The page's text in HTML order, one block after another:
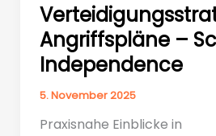
Angriffspläne –
Independence
5. November 2025
Praxisnahe Einblicke in